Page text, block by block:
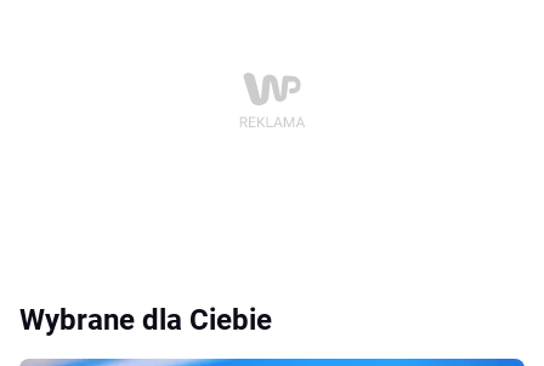
Wybrane dla Ciebie